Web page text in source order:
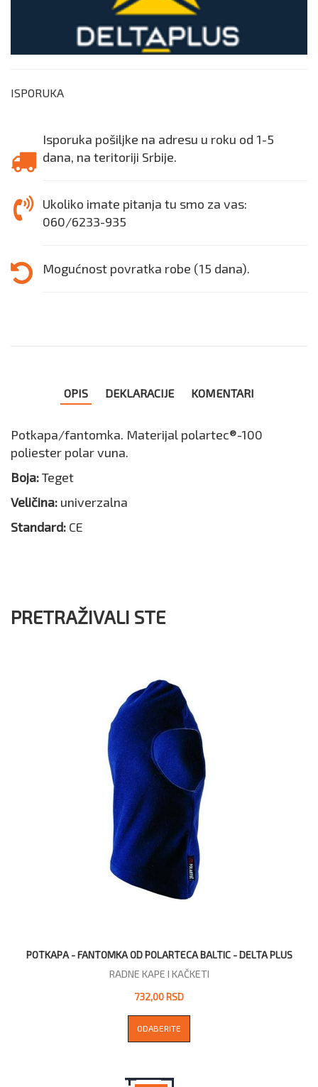
ISPORUKA
Isporuka pošiljke na adresu u roku od 1-5
dana, na teritoriji Srbije.
Ukoliko imate pitanja tu smo za vas:
060/6233-935
Mogućnost povratka robe (15 dana).
OPIS DEKLARACIJE KOMENTARI
Potkapa/fantomka. Materijal polartec®-100
poliester polar vuna.
Boja:Teget
Veličina: univerzalna
Standard: CE
PRETRAŽIVALI STE
POTKAPA - FANTOMKA OD POLARTECА BALTIC - DELTA PLUS
RADNE KAPE I KAČKETI
732,00 RSD
ODABERITE